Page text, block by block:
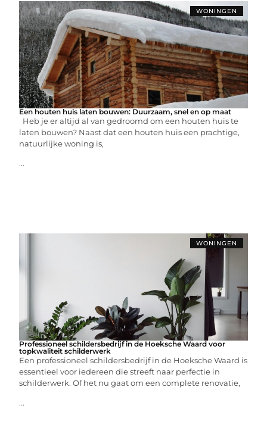
WONINGEN
Een houten huis laten bouwen: Duurzaam, snel en op maat
Heb je er altijd al van gedroomd om een houten huis te
laten bouwen? Naast dat een houten huis een prachtige,
natuurlijke woning is,
...
WONINGEN
Professioneel schildersbedrijf in de Hoeksche Waard voor
topkwaliteit schilderwerk
Een professioneel schildersbedrijf in de Hoeksche Waard is
essentieel voor iedereen die streeft naar perfectie in
schilderwerk. Of het nu gaat om een complete renovatie,
...